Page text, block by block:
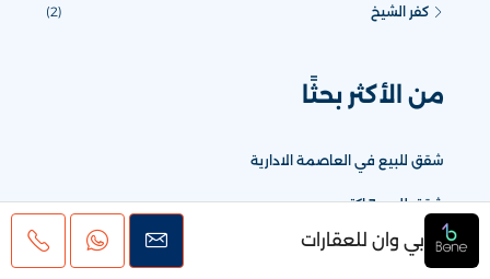
بي وان للعقارات
كفر الشيخ (2)
من الأكثر بحثًا
شقق للبيع في العاصمة الادارية
شقق للبيع ٦ اكتوبر
شقق للبيع في حدائق الاهرام البوابة الرابعة